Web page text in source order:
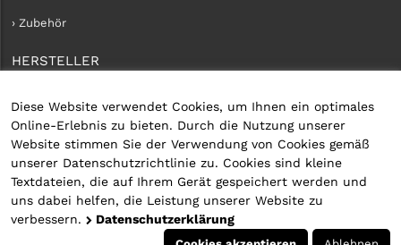
Diese Website verwendet Cookies, um Ihnen ein optimales
Online-Erlebnis zu bieten. Durch die Nutzung unserer
Website stimmen Sie der Verwendung von Cookies gemäß
unserer Datenschutzrichtlinie zu. Cookies sind kleine
Textdateien, die auf Ihrem Gerät gespeichert werden und
uns dabei helfen, die Leistung unserer Website zu
verbessern.
Datenschutzerklärung
› Zubehör
HERSTELLER
› iConnect
KUNDENKONTO
› Kundenservice
› Kundenkonto erstellen